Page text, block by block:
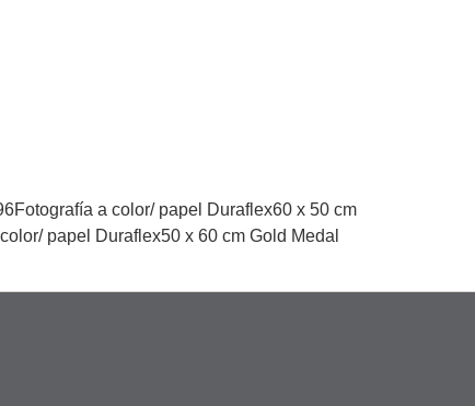
a color/ papel Duraflex60 x 50 cm
papel Duraflex50 x 60 cm Gold Medal